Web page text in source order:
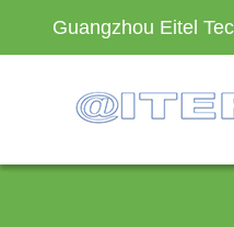
Guangzhou Eitel